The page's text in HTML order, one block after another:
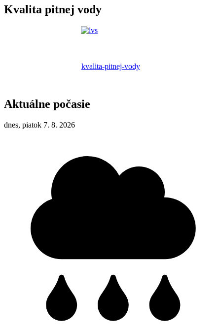
Kvalita pitnej vody
kvalita-pitnej-vody
Aktuálne počasie
dnes, piatok 7. 8. 2026